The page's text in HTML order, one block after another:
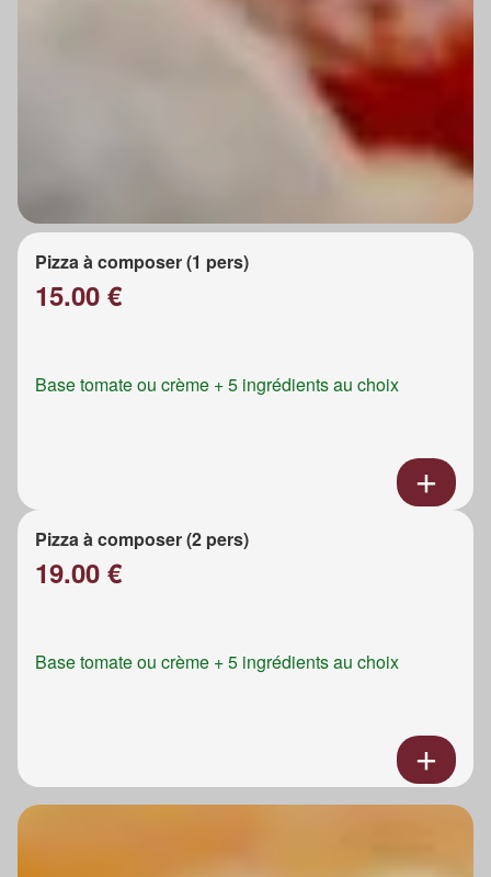
Pizza à composer (1 pers)
15.00 €
Base tomate ou crème + 5 ingrédients au choix
Pizza à composer (2 pers)
19.00 €
Base tomate ou crème + 5 ingrédients au choix